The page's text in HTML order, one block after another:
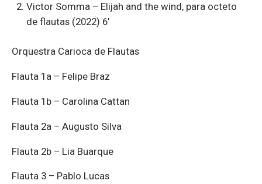
Victor Somma – Elijah and the wind, para octeto
de flautas (2022) 6’
Orquestra Carioca de Flautas
Flauta 1a – Felipe Braz
Flauta 1b – Carolina Cattan
Flauta 2a – Augusto Silva
Flauta 2b – Lia Buarque
Flauta 3 – Pablo Lucas